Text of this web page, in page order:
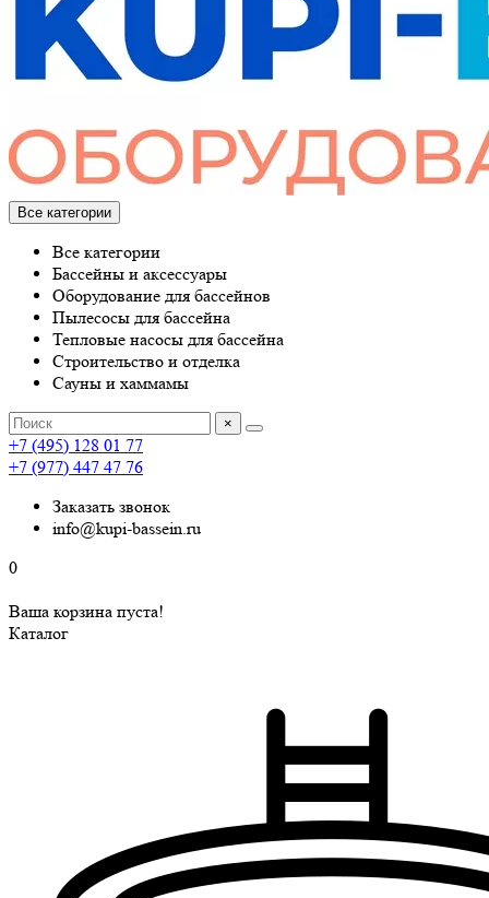
Все категории
Все категории
Бассейны и аксессуары
Оборудование для бассейнов
Пылесосы для бассейна
Тепловые насосы для бассейна
Строительство и отделка
Сауны и хаммамы
×
+7 (495) 128 01 77
+7 (977) 447 47 76
Заказать звонок
info@kupi-bassein.ru
0
Ваша корзина пуста!
Каталог